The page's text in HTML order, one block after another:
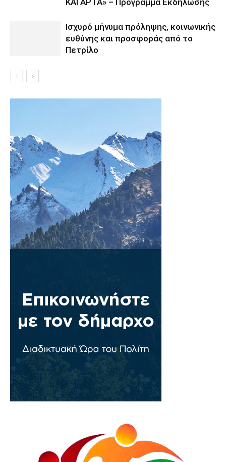
ΚΑΙ ΑΡΤΑ» – Πρόγραμμα Εκδήλωσης
Ισχυρό μήνυμα πρόληψης, κοινωνικής
ευθύνης και προσφοράς από το
Πετρίλο